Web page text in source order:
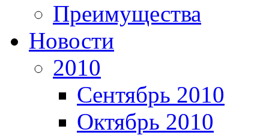
Преимущества
Новости
2010
Сентябрь 2010
Октябрь 2010